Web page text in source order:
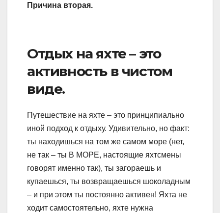
Причина вторая.
Отдых на яхте – это
активность в чистом
виде.
Путешествие на яхте – это принципиально
иной подход к отдыху. Удивительно, но факт:
ты находишься на том же самом море (нет,
не так – ты В МОРЕ, настоящие яхтсмены
говорят именно так), ты загораешь и
купаешься, ты возвращаешься шоколадным
– и при этом ты постоянно активен! Яхта не
ходит самостоятельно, яхте нужна